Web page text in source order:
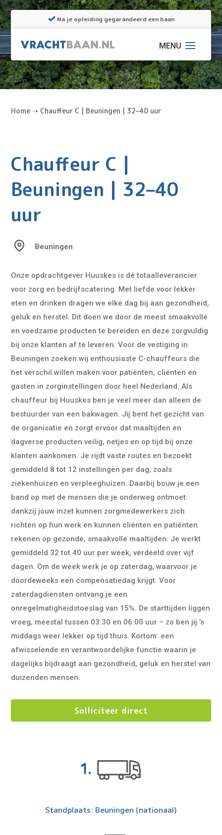
Na je opleiding gegarandeerd een baan
Home ➝ Chauffeur C | Beuningen | 32–40 uur
Chauffeur C |
Beuningen | 32–40
uur
Beuningen
Onze opdrachtgever Huuskes is dé totaalleverancier
voor zorg en bedrijfscatering. Met liefde voor lekker
eten en drinken dragen we elke dag bij aan gezondheid,
geluk en herstel. Dit doen we door de meest smaakvolle
en voedzame producten te bereiden en deze zorgvuldig
bij onze klanten af te leveren. Voor de vestiging in
Beuningen zoeken wij enthousiaste C-chauffeurs die
het verschil willen maken voor patiënten, cliënten en
gasten in zorginstellingen door heel Nederland. Als
chauffeur bij Huuskes ben je veel meer dan alleen de
bestuurder van een bakwagen. Jij bent het gezicht van
de organisatie en zorgt ervoor dat maaltijden en
dagverse producten veilig, netjes en op tijd bij onze
klanten aankomen. Je rijdt vaste routes en bezoekt
gemiddeld 8 tot 12 instellingen per dag, zoals
ziekenhuizen en verpleeghuizen. Daarbij bouw je een
band op met de mensen die je onderweg ontmoet:
dankzij jouw inzet kunnen zorgmedewerkers zich
richten op hun werk en kunnen cliënten en patiënten
rekenen op gezonde, smaakvolle maaltijden. Je werkt
gemiddeld 32 tot 40 uur per week, verdeeld over vijf
dagen. Om de week werk je op zaterdag, waarvoor je
doordeweeks een compensatiedag krijgt. Voor
zaterdagdiensten ontvang je een
onregelmatigheidstoeslag van 15%. De starttijden liggen
vroeg, meestal tussen 03:30 en 06:00 uur – zo ben jij ’s
middags weer lekker op tijd thuis. Kortom: een
afwisselende en verantwoordelijke functie waarin je
dagelijks bijdraagt aan gezondheid, geluk en herstel van
duizenden mensen.
Solliciteer direct
Standplaats: Beuningen (nationaal)